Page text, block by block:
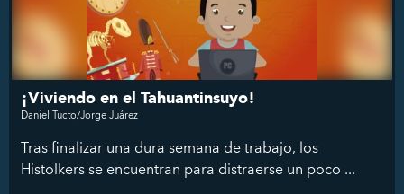
¡Viviendo en el Tahuantinsuyo!
Daniel Tucto/Jorge Juárez
Tras finalizar una dura semana de trabajo, los
Histolkers se encuentran para distraerse un poco ...